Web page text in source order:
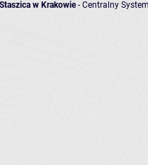
w Krakowie- Centralny